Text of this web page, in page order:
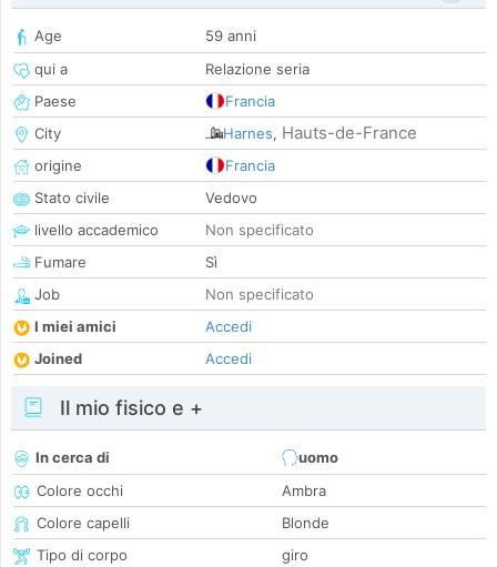
Age
59 anni
qui a
Relazione seria
Paese
Francia
City
Harnes, Hauts-de-France
origine
Francia
Stato civile
Vedovo
livello accademico
Non specificato
Fumare
Sì
Job
Non specificato
I miei amici
Accedi
Joined
Accedi
Il mio fisico e +
In cerca di
uomo
Colore occhi
Ambra
Colore capelli
Blonde
Tipo di corpo
giro